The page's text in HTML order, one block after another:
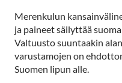
Merenkulun
ja paineet säilyttää
Valtuusto suuntaakin
varustamojen on
Suomen lipun alle.